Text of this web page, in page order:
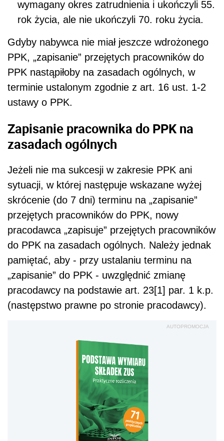
wymagany okres zatrudnienia i ukończyli 55.
rok życia, ale nie ukończyli 70. roku życia.
Gdyby nabywca nie miał jeszcze wdrożonego
PPK, „zapisanie” przejętych pracowników do
PPK nastąpiłoby na zasadach ogólnych, w
terminie ustalonym zgodnie z art. 16 ust. 1-2
ustawy o PPK.
Zapisanie pracownika do PPK na
zasadach ogólnych
Jeżeli nie ma sukcesji w zakresie PPK ani
sytuacji, w której następuje wskazane wyżej
skrócenie (do 7 dni) terminu na „zapisanie”
przejętych pracowników do PPK, nowy
pracodawca „zapisuje” przejętych pracowników
do PPK na zasadach ogólnych. Należy jednak
pamiętać, aby - przy ustalaniu terminu na
„zapisanie” do PPK - uwzględnić zmianę
pracodawcy na podstawie art. 23[1] par. 1 k.p.
(następstwo prawne po stronie pracodawcy).
AUTOPROMOCJA